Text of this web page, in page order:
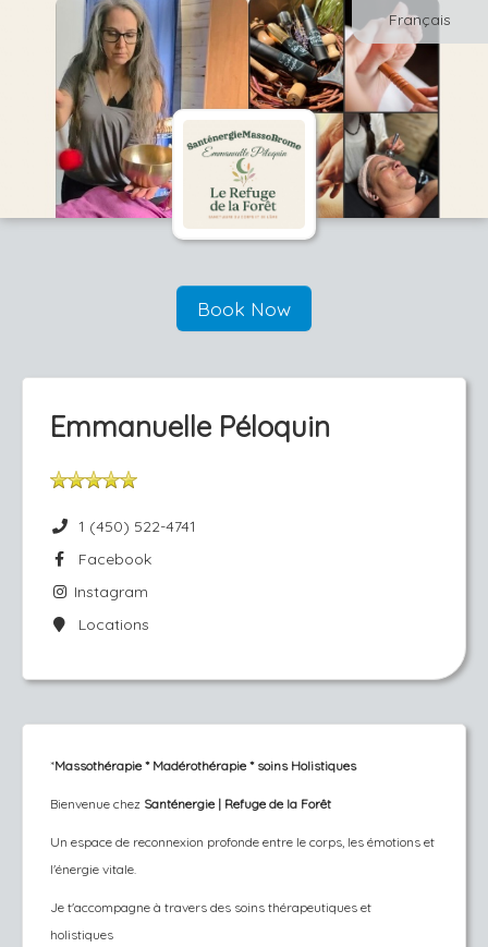
Français
Book Now
Emmanuelle Péloquin
1 (450) 522-4741
Facebook
Instagram
Locations
*Massothérapie * Madérothérapie * soins Holistiques
Bienvenue chez Santénergie | Refuge de la Forêt
Un espace de reconnexion profonde entre le corps, les émotions et
l'énergie vitale.
Je t'accompagne à travers des soins thérapeutiques et
holistiques